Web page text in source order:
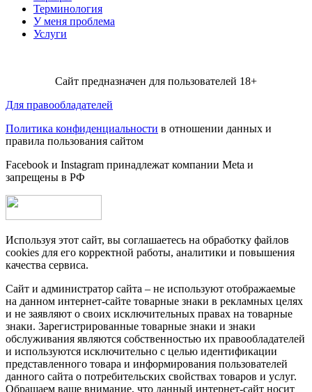
Терминология
У меня проблема
Услуги
Сайт предназначен для пользователей 18+
Для правообладателей
Политика конфиденциальности в отношении данных и
правила пользования сайтом
Facebook и Instagram принадлежат компании Metа и
запрещены в РФ
Используя этот сайт, вы соглашаетесь на обработку файлов
cookies для его корректной работы, аналитики и повышения
качества сервиса.
Сайт и администратор сайта – не используют отображаемые
на данном интернет-сайте товарные знаки в рекламных целях
и не заявляют о своих исключительных правах на товарные
знаки. Зарегистрированные товарные знаки и знаки
обслуживания являются собственностью их правообладателей
и используются исключительно с целью идентификации
представленного товара и информирования пользователей
данного сайта о потребительских свойствах товаров и услуг.
Обращаем ваше внимание, что данный интернет-сайт носит